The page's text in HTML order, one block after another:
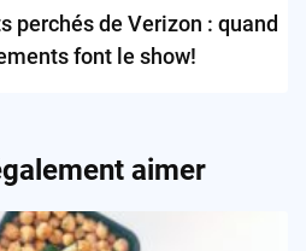
perchés de Verizon : quand
font le show!
aimer